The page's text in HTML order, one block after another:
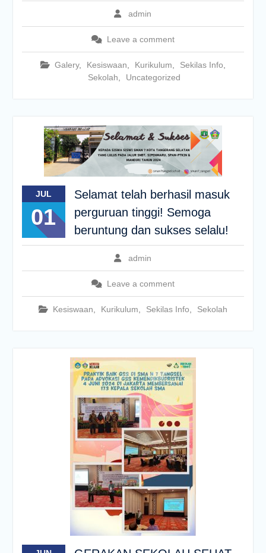
admin
Leave a comment
Galery, Kesiswaan Kurikulum Sekilas Info
Sekolah
Uncategorized
JUL
01
Selamat telah berhasil masuk
perguruan tinggi! Semoga
beruntung dan sukses selalu!
admin
Leave a comment
Kesiswaan Kurikulum Sekilas Info Sekolah